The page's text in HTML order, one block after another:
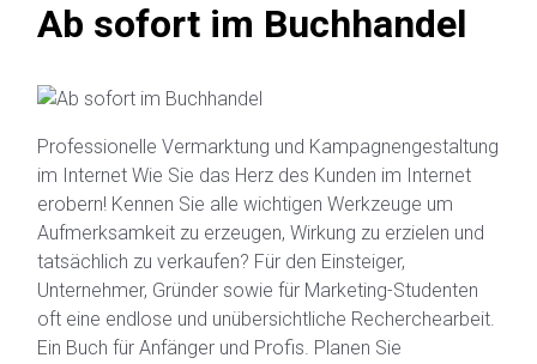
Ab sofort im Buchhandel
Professionelle Vermarktung und Kampagnengestaltung
im Internet Wie Sie das Herz des Kunden im Internet
erobern! Kennen Sie alle wichtigen Werkzeuge um
Aufmerksamkeit zu erzeugen, Wirkung zu erzielen und
tatsächlich zu verkaufen? Für den Einsteiger,
Unternehmer, Gründer sowie für Marketing-Studenten
oft eine endlose und unübersichtliche Recherchearbeit.
Ein Buch für Anfänger und Profis. Planen Sie